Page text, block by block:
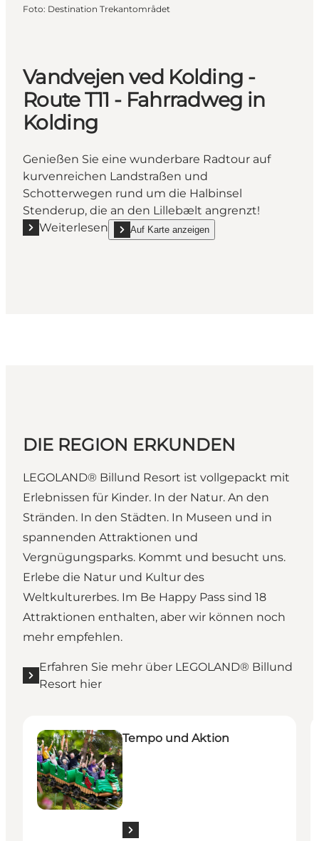
Foto: Destination Trekantområdet
Vandvejen ved Kolding -
Route T11 - Fahrradweg in
Kolding
Genießen Sie eine wunderbare Radtour auf
kurvenreichen Landstraßen und
Schotterwegen rund um die Halbinsel
Stenderup, die an den Lillebælt angrenzt!
Weiterlesen
Mehr erfahren "Vandvejen ved Kolding - Route T11
Auf Karte anzeigen
show Vandvejen ved Kolding - Route T11 -
DIE REGION ERKUNDEN
LEGOLAND® Billund Resort ist vollgepackt mit
Erlebnissen für Kinder. In der Natur. An den
Stränden. In den Städten. In Museen und in
spannenden Attraktionen und
Vergnügungsparks. Kommt und besucht uns.
Erlebe die Natur und Kultur des
Weltkulturerbes. Im Be Happy Pass sind 18
Attraktionen enthalten, aber wir können noch
mehr empfehlen.
Erfahren Sie mehr über LEGOLAND® Billund
Resort hier
Tempo und Aktion